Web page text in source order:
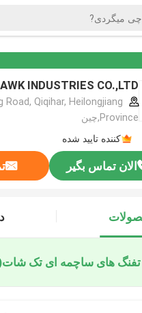
INDUSTRIES CO.,LTD.
Road, Qiqihar, Heilongjiang
Province,چین
کننده تایید شده
الان تماس بگیر
های ساچمه ای تک شات